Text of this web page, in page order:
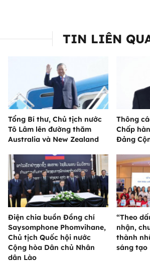
TIN LIÊN
Tổng Bí thư, Chủ tịch nước
Tô Lâm lên đường thăm
Australia và New Zealand
Thông
Chấp
Đảng
Điện chia buồn Đồng chí
Saysomphone Phomvihane,
Chủ tịch Quốc hội nước
Cộng hòa Dân chủ Nhân
dân Lào
“Theo
nhận,
thành
sáng tạo